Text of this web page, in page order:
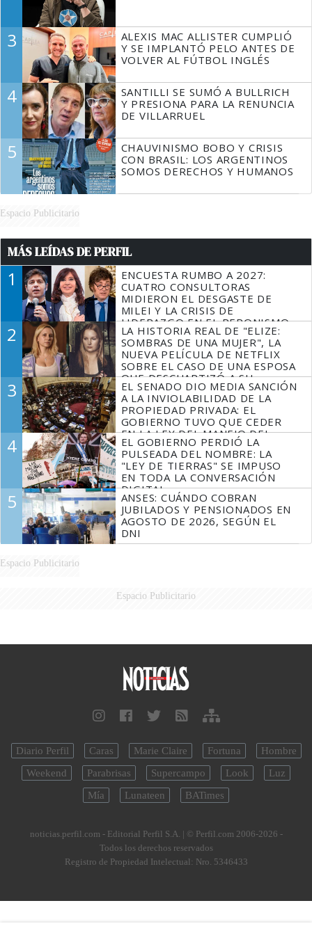
3
ALEXIS MAC ALLISTER CUMPLIÓ
Y SE IMPLANTÓ PELO ANTES DE
VOLVER AL FÚTBOL INGLÉS
4
SANTILLI SE SUMÓ A BULLRICH
Y PRESIONA PARA LA RENUNCIA
DE VILLARRUEL
5
CHAUVINISMO BOBO Y CRISIS
CON BRASIL: LOS ARGENTINOS
SOMOS DERECHOS Y HUMANOS
Espacio Publicitario
MÁS LEÍDAS DE PERFIL
1
ENCUESTA RUMBO A 2027:
CUATRO CONSULTORAS
MIDIERON EL DESGASTE DE
MILEI Y LA CRISIS DE
LIDERAZGO EN EL PERONISMO
2
LA HISTORIA REAL DE "ELIZE:
SOMBRAS DE UNA MUJER", LA
NUEVA PELÍCULA DE NETFLIX
SOBRE EL CASO DE UNA ESPOSA
QUE DESCUARTIZÓ A SU
MARIDO
3
EL SENADO DIO MEDIA SANCIÓN
A LA INVIOLABILIDAD DE LA
PROPIEDAD PRIVADA: EL
GOBIERNO TUVO QUE CEDER
EN LA LEY DEL MANEJO DEL
FUEGO
4
EL GOBIERNO PERDIÓ LA
PULSEADA DEL NOMBRE: LA
"LEY DE TIERRAS" SE IMPUSO
EN TODA LA CONVERSACIÓN
DIGITAL
5
ANSES: CUÁNDO COBRAN
JUBILADOS Y PENSIONADOS EN
AGOSTO DE 2026, SEGÚN EL
DNI
Espacio Publicitario
Espacio Publicitario
Diario Perfil Caras Marie Claire Fortuna
Hombre
Weekend
Parabrisas Supercampo Look
Luz
Mía
Lunateen BATimes
noticias.perfil.com - Editorial Perfil S.A. | © Perfil.com 2006-2026 -
Todos los derechos reservados
Registro de Propiedad Intelectual: Nro. 5346433